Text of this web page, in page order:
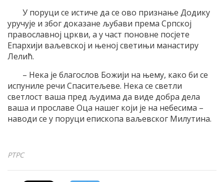
У поруци се истиче да се ово признање Додику
уручује и због доказане љубави према Српској
православној цркви, а у част поновне посјете
Епархији ваљевској и њеној светињи манастиру
Лелић.
– Нека је благослов Божији на њему, како би се
испуниле речи Спаситељеве. Нека се светли
светлост ваша пред људима да виде добра дела
ваша и прославе Оца нашег који је на небесима –
наводи се у поруци епископа ваљевског Милутина.
РТРС